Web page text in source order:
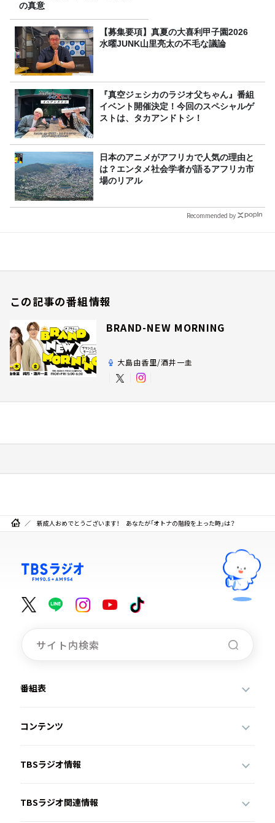
の真意
【募集要項】真夏の大喜利甲子園2026
水曜JUNK山里亮太の不毛な議論
『真空ジェシカのラジオ父ちゃん』番組
イベント開催決定！今回のスペシャルゲ
ストは、タカアンドトシ！
日本のアニメがアフリカで人気の理由と
は？エンタメ社会学者が語るアフリカ市
場のリアル
Recommended by
この記事の番組情報
BRAND-NEW MORNING
大島由香里/酒井一圭
新成人おめでとうございます！ あなたが「オトナの階段を上った時」は？
番組表
コンテンツ
TBSラジオ情報
TBSラジオ関連情報